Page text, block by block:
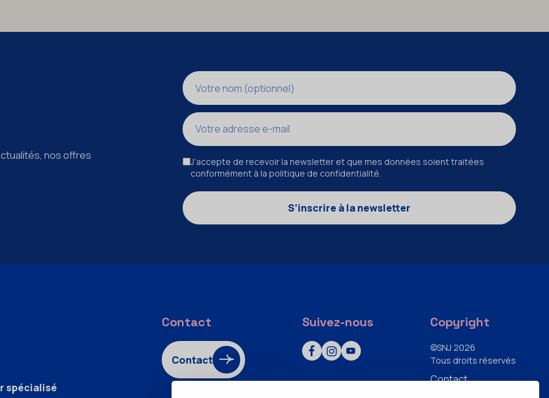
nos offres
Nom
Adresse e-mail
J’accepte de recevoir la newsletter et que mes données soient traitées
conformément à la politique de confidentialité.
S’inscrire à la newsletter
spécialisé
Contact
Contact
Suivez-nous Copyright
©SNJ 2026
Tous droits réservés
Contact